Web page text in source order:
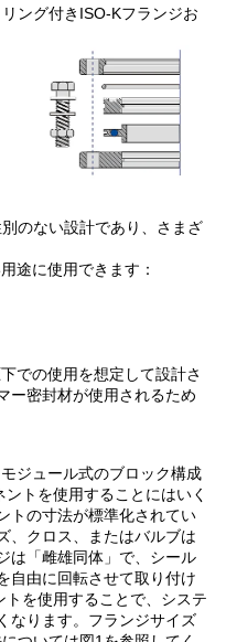
ング付きISO-Kフランジお
のない設計であり、さまざ
途に使用できます：
での使用を想定して設計さ
ー密封材が使用されるため
ジュール式のブロック構成
トを使用することにはいく
トの寸法が標準化されてい
、クロス、またはバルブは
は「雌雄同体」で、シール
自由に回転させて取り付け
を使用することで、システ
なります。フランジサイズ